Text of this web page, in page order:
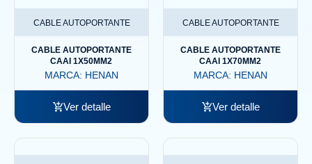
CABLE AUTOPORTANTE
CABLE AUTOPORTANTE
CAAI 1X50MM2
MARCA: HENAN
Ver detalle
CABLE AUTOPORTANTE
CABLE AUTOPORTANTE
CAAI 1X70MM2
MARCA: HENAN
Ver detalle